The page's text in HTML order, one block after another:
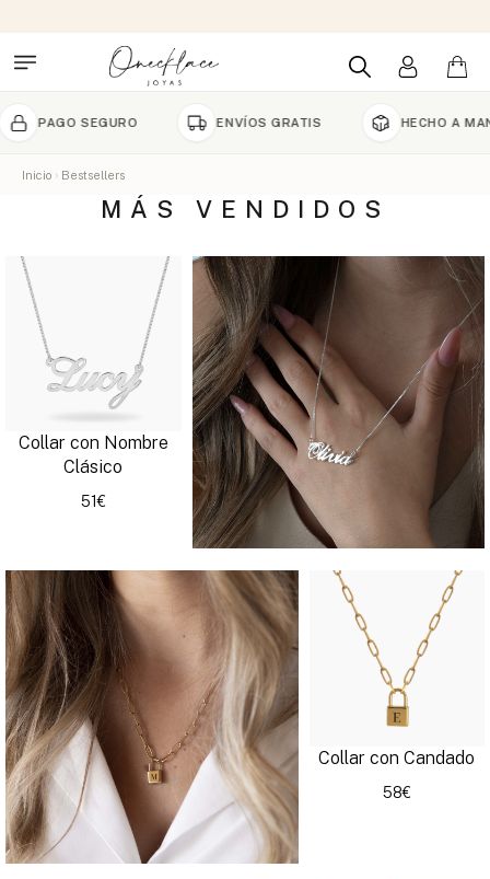
PAGO SEGURO ENVÍOS GRATIS HECHO A MANO
Inicio Bestsellers
MÁS VENDIDOS
Collar con Nombre
Clásico
51€
Collar con Candado
58€